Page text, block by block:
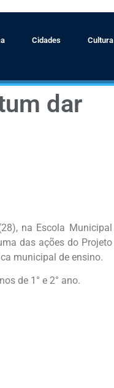
Cidades Cultura
dar
na Escola Municipal
das ações do Projeto
municipal de ensino.
de 1° e 2° ano.